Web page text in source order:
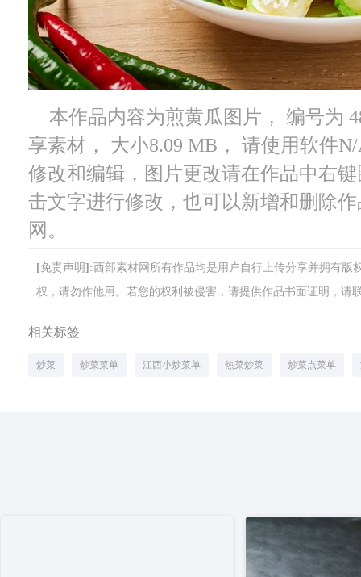
本作品内容为煎黄瓜图片， 编号为
享素材， 大小8.09 MB， 请使用软件
修改和编辑，图片更改请在作品中右
击文字进行修改，也可以新增和删除
网。
[免责声明]:西部素材网所有作品均是用户自行上传分享并拥有版
权，请勿作他用。若您的权利被侵害，请提供作品书面证明，请
相关标签
炒菜 炒菜菜单 江西小炒菜单 热菜炒菜 炒菜点菜单